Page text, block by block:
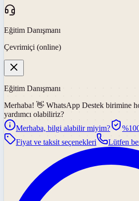
Eğitim Danışmanı
Çevrimiçi (online)
Eğitim Danışmanı
Merhaba! 👋 WhatsApp Destek birimine
yardımcı olabiliriz?
Merhaba, bilgi alabilir miyim?
Fiyat ve taksit seçenekleri
Lütfen